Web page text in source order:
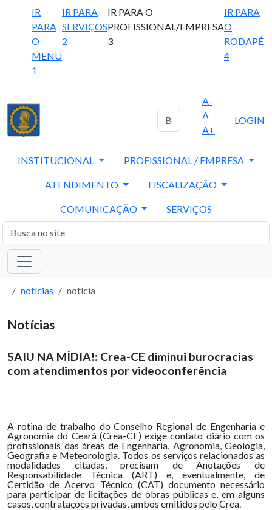
IR
PARA
O
MENU
1
IR PARA
SERVIÇOS
2
IR PARA O
PROFISSIONAL/EMPRESA
3
IR PARA
O
RODAPÉ
4
A-
A
A+
LOGIN
INSTITUCIONAL PROFISSIONAL / EMPRESA
ATENDIMENTO FISCALIZAÇÃO
COMUNICAÇÃO SERVIÇOS
notícias notícia
Notícias
SAIU NA MÍDIA!: Crea-CE diminui burocracias
com atendimentos por videoconferência
A rotina de trabalho do Conselho Regional de Engenharia e
Agronomia do Ceará (Crea-CE) exige contato diário com os
profissionais das áreas de Engenharia, Agronomia, Geologia,
Geografia e Meteorologia. Todos os serviços relacionados as
modalidades citadas, precisam de Anotações de
Responsabilidade Técnica (ART) e, eventualmente, de
Certidão de Acervo Técnico (CAT) documento necessário
para participar de licitações de obras públicas e, em alguns
casos, contratações privadas, ambos emitidos pelo Crea.